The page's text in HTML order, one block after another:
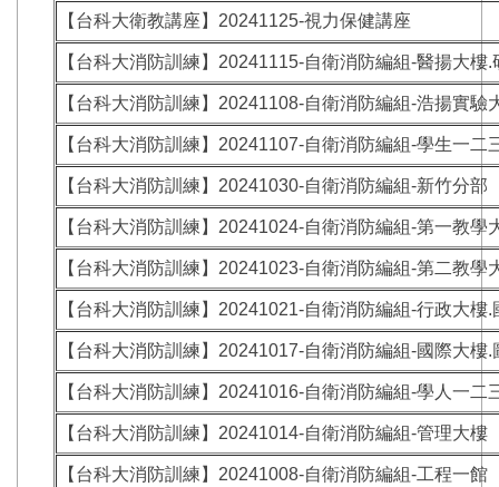
【台科大衛教講座】20241125-視力保健講座
【台科大消防訓練】20241115-自衛消防編組-醫揚大樓.
【台科大消防訓練】20241108-自衛消防編組-浩揚實驗
【台科大消防訓練】20241107-自衛消防編組-學生一二
【台科大消防訓練】20241030-自衛消防編組-新竹分部
【台科大消防訓練】20241024-自衛消防編組-第一教學
【台科大消防訓練】20241023-自衛消防編組-第二教學
【台科大消防訓練】20241021-自衛消防編組-行政大樓
【台科大消防訓練】20241017-自衛消防編組-國際大樓.
【台科大消防訓練】20241016-自衛消防編組-學人一二
【台科大消防訓練】20241014-自衛消防編組-管理大樓
【台科大消防訓練】20241008-自衛消防編組-工程一館